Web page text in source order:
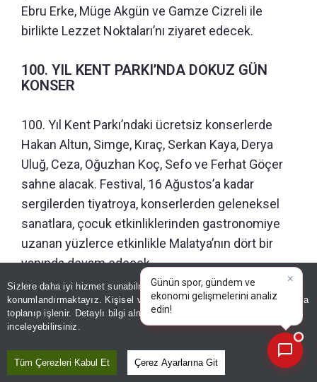
Sizlere daha iyi hizmet sunabilmek adına sitemizdeçerez
konumlandırmaktayız. Kişisel verileriniz, KVKK ve GDPR kapsamında
toplanıp işlenir. Detaylı bilgi almak için
inceleyebilirsiniz.
Tüm Çerezleri Kabul Et Çerez Ayarlarına Git
Ebru Erke, Müge Akgün ve Gamze Cizreli ile
birlikte Lezzet Noktaları’nı ziyaret edecek.
100. YIL KENT PARKI’NDA DOKUZ GÜN
KONSER
100. Yıl Kent Parkı’ndaki ücretsiz konserlerde
Hakan Altun, Simge, Kıraç, Serkan Kaya, Derya
Uluğ, Ceza, Oğuzhan Koç, Sefo ve Ferhat Göçer
sahne alacak. Festival, 16 Ağustos’a kadar
sergilerden tiyatroya, konserlerden geleneksel
sanatlara, çocuk etkinliklerinden gastronomiye
uzanan yüzlerce etkinlikle Malatya’nın dört bir
yanında devam edecek.
Editör : ZEYNEP ERDİVANLI Kaynak: TÜRKİYE GAZETESİ
Paylaş
Yayın Tarihi 08 Ağustos, 2026 - 14:45
|